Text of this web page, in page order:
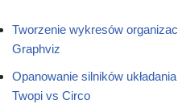
Tworzenie wykresów
Graphviz
Opanowanie silników
Twopi vs Circo